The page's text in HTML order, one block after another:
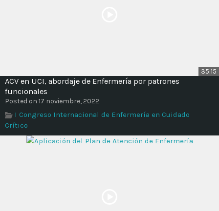
35:15
ACV en UCI, abordaje de Enfermería por patrones
funcionales
Posted on 17 noviembre, 2022
I Congreso Internacional de Enfermería en Cuidado
Crítico